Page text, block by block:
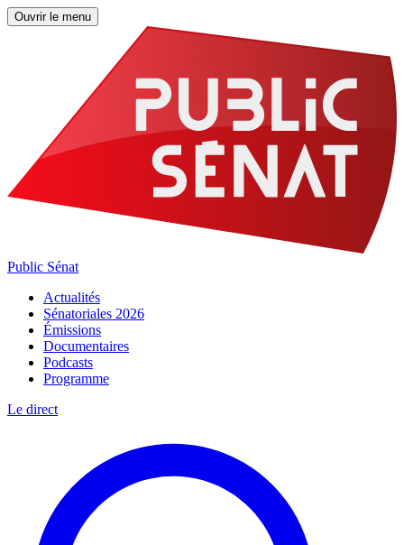
Ouvrir le menu
Public Sénat
Actualités
Sénatoriales 2026
Émissions
Documentaires
Podcasts
Programme
Le direct